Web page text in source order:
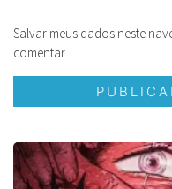
Salvar meus dados neste
comentar.